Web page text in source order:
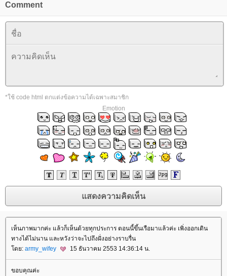
Comment
*ใช้ code html ตกแต่งข้อความได้เฉพาะสมาชิก
Emotion
เห็นภาพมากค่ะ แล้วก็เห็นด้วยทุกประการ ตอนนี้ขึ้นเรือมาแล้วค่ะ เพิ่งออกเดิน
ทางได้ไม่นาน และหวังว่าจะไปถึงฝั่งอย่างราบรื่น
ดย: army_wifey 15 ธันวาคม 2553 14:36:14 น.
ขอบคุณค่ะ